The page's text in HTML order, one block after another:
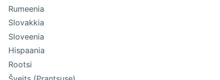
Rumeenia
Slovakkia
Sloveenia
Hispaania
Rootsi